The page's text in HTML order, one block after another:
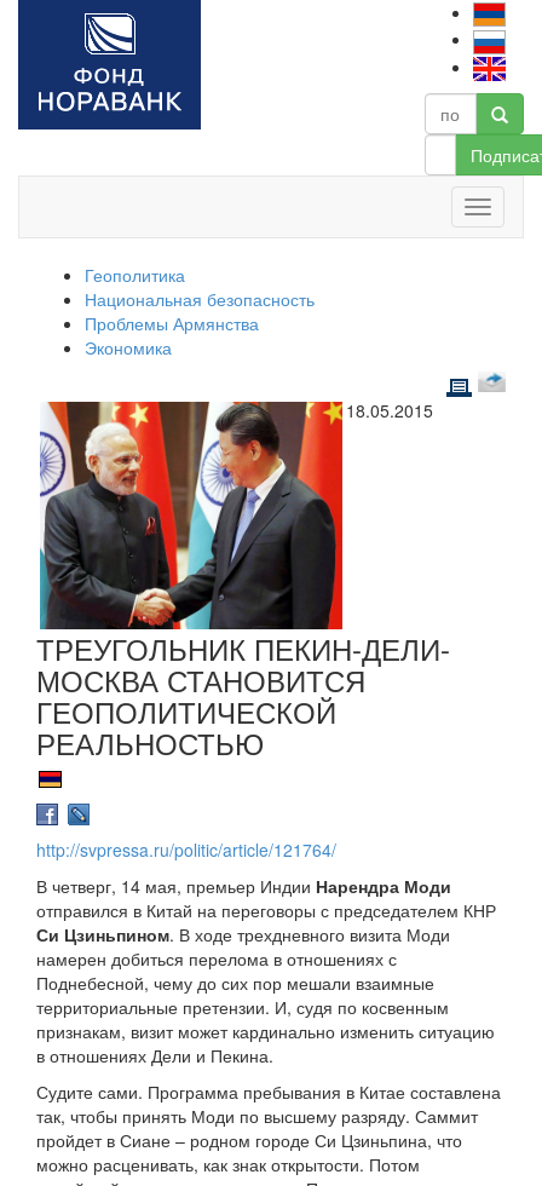
Геополитика
Национальная безопасность
Проблемы Армянства
Экономика
18.05.2015
ТРЕУГОЛЬНИК ПЕКИН-ДЕЛИ-
МОСКВА СТАНОВИТСЯ
ГЕОПОЛИТИЧЕСКОЙ
РЕАЛЬНОСТЬЮ
http://svpressa.ru/politic/article/121764/
В четверг, 14 мая, премьер Индии Нарендра Моди
отправился в Китай на переговоры с председателем КНР
Си Цзиньпином. В ходе трехдневного визита Моди
намерен добиться перелома в отношениях с
Поднебесной, чему до сих пор мешали взаимные
территориальные претензии. И, судя по косвенным
признакам, визит может кардинально изменить ситуацию
в отношениях Дели и Пекина.
Судите сами. Программа пребывания в Китае составлена
так, чтобы принять Моди по высшему разряду. Саммит
пройдет в Сиане – родном городе Си Цзиньпина, что
можно расценивать, как знак открытости. Потом